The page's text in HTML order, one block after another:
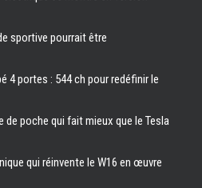
sportive pourrait être
4 portes : 544 ch pour redéfinir le
de poche qui fait mieux que le Tesla
qui réinvente le W16 en œuvre